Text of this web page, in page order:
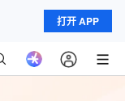
打开 APP